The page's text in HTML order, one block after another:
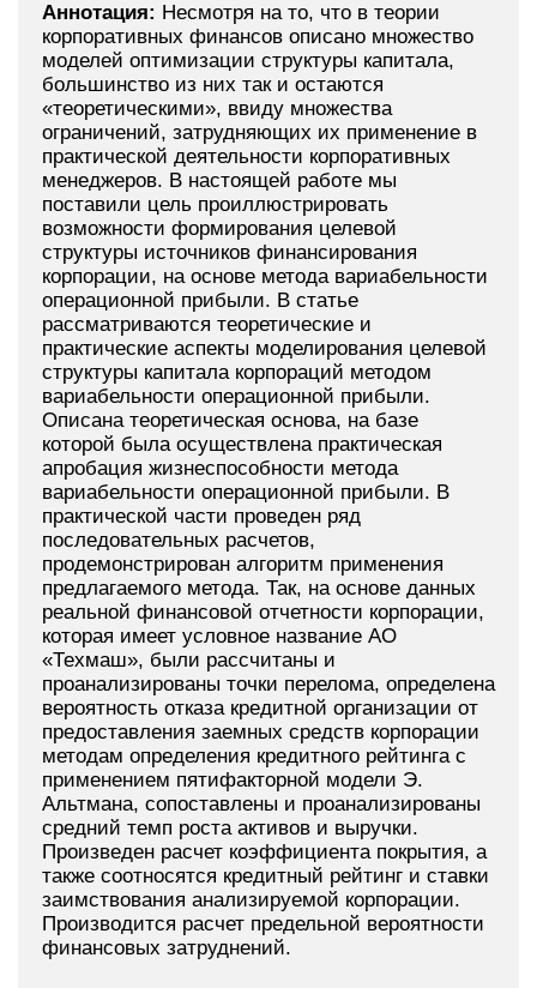
Аннотация: Несмотря на то, что в теории
корпоративных финансов описано множество
моделей оптимизации структуры капитала,
большинство из них так и остаются
«теоретическими», ввиду множества
ограничений, затрудняющих их применение в
практической деятельности корпоративных
менеджеров. В настоящей работе мы
поставили цель проиллюстрировать
возможности формирования целевой
структуры источников финансирования
корпорации, на основе метода вариабельности
операционной прибыли. В статье
рассматриваются теоретические и
практические аспекты моделирования целевой
структуры капитала корпораций методом
вариабельности операционной прибыли.
Описана теоретическая основа, на базе
которой была осуществлена практическая
апробация жизнеспособности метода
вариабельности операционной прибыли. В
практической части проведен ряд
последовательных расчетов,
продемонстрирован алгоритм применения
предлагаемого метода. Так, на основе данных
реальной финансовой отчетности корпорации,
которая имеет условное название АО
«Техмаш», были рассчитаны и
проанализированы точки перелома, определена
вероятность отказа кредитной организации от
предоставления заемных средств корпорации
методам определения кредитного рейтинга с
применением пятифакторной модели Э.
Альтмана, сопоставлены и проанализированы
средний темп роста активов и выручки.
Произведен расчет коэффициента покрытия, а
также соотносятся кредитный рейтинг и ставки
заимствования анализируемой корпорации.
Производится расчет предельной вероятности
финансовых затруднений.